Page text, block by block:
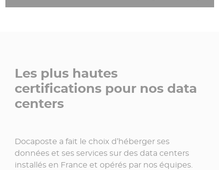
Les plus hautes
certifications pour nos data
centers
Docaposte a fait le choix d’héberger ses
données et ses services sur des data centers
installés en France et opérés par nos équipes.